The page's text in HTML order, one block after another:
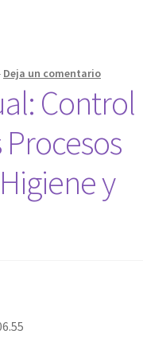
Deja un comentario
Control
y